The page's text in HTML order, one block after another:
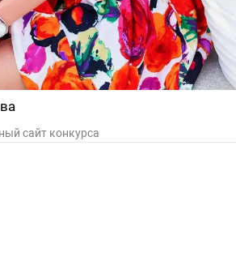
сайт конкурса